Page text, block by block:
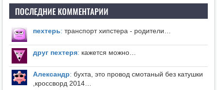
ПОСЛЕДНИЕ КОММЕНТАРИИ
пехтерь: транспорт хипстера - родители…
друг пехтеря: кажется можно…
Александр: бухта, это провод смотаный без катушки
,кроссворд 2014…